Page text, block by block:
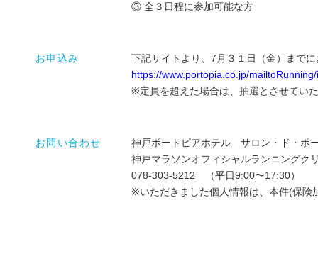
③ 全３日程に参加可能な方
お申込み
下記サイトより、7月３１日（金）まで
https://www.portopia.co.jp/
※定員を超えた場合は、抽選とさせてい
お問い合わせ
神戸ポートピアホテル サロン・ド・ポ
神戸マラソンオフィシャルランニングク
078-303-5212 （平日9:00〜17:30）
※いただきました個人情報は、本件(保険